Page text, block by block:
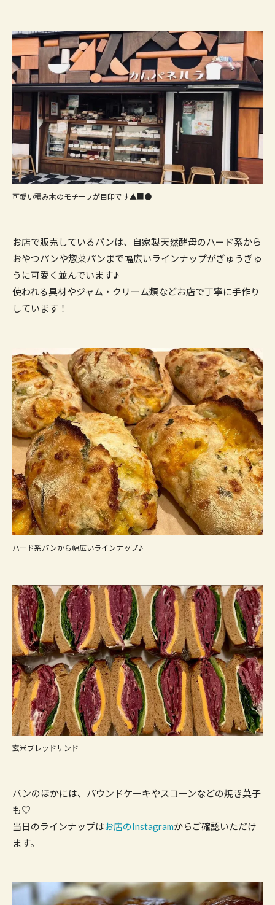
可愛い積み木のモチーフが目印です▲■●
お店で販売しているパンは、自家製天然酵母のハード系から
おやつパンや惣菜パンまで幅広いラインナップがぎゅうぎゅ
うに可愛く並んでいます♪
使われる具材やジャム・クリーム類などお店で丁寧に手作り
しています！
ハード系パンから幅広いラインナップ♪
玄米ブレッドサンド
パンのほかには、パウンドケーキやスコーンなどの焼き菓子
も♡
当日のラインナップはお店のInstagramからご確認いただけ
ます。